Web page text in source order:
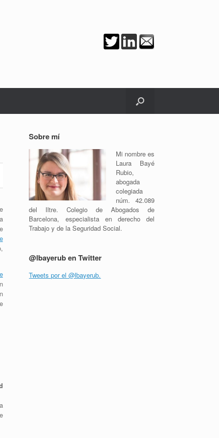
Sobre mí
Mi nombre es
Laura Bayé
Rubio,
abogada
colegiada
núm. 42.089
del Iltre. Colegio de Abogados de
Barcelona, especialista en derecho del
Trabajo y de la Seguridad Social.
@lbayerub en Twitter
Tweets por el @lbayerub.